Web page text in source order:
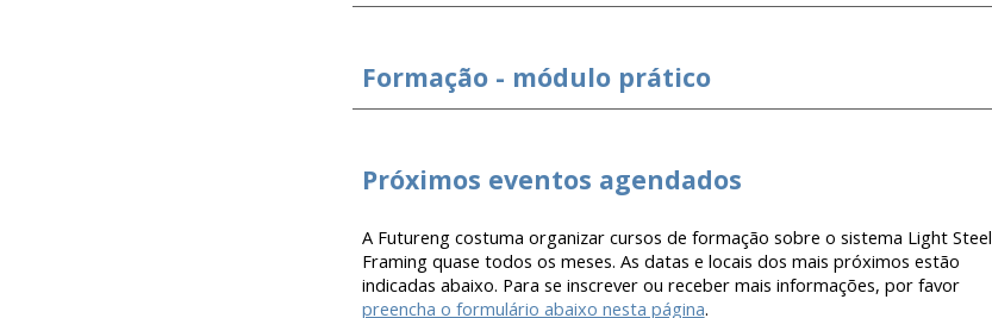
Formação - módulo prático
Próximos eventos agendados
A Futureng costuma organizar cursos de formação sobre o sistema Light Steel
Framing quase todos os meses. As datas e locais dos mais próximos estão
indicadas abaixo. Para se inscrever ou receber mais informações, por favor
preencha o formulário abaixo nesta página.